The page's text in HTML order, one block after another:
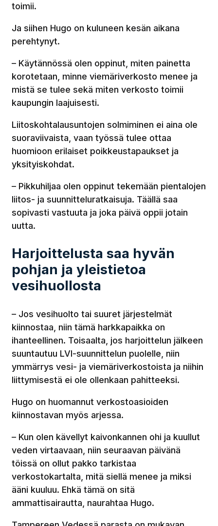
toimii.
Ja siihen Hugo on kuluneen kesän aikana
perehtynyt.
– Käytännössä olen oppinut, miten painetta
korotetaan, minne viemäriverkosto menee ja
mistä se tulee sekä miten verkosto toimii
kaupungin laajuisesti.
Liitoskohtalausuntojen solmiminen ei aina ole
suoraviivaista, vaan työssä tulee ottaa
huomioon erilaiset poikkeustapaukset ja
yksityiskohdat.
– Pikkuhiljaa olen oppinut tekemään pientalojen
liitos- ja suunnitteluratkaisuja. Täällä saa
sopivasti vastuuta ja joka päivä oppii jotain
uutta.
Harjoittelusta saa hyvän
pohjan ja yleistietoa
vesihuollosta
– Jos vesihuolto tai suuret järjestelmät
kiinnostaa, niin tämä harkkapaikka on
ihanteellinen. Toisaalta, jos harjoittelun jälkeen
suuntautuu LVI-suunnittelun puolelle, niin
ymmärrys vesi- ja viemäriverkostoista ja niihin
liittymisestä ei ole ollenkaan pahitteeksi.
Hugo on huomannut verkostoasioiden
kiinnostavan myös arjessa.
– Kun olen kävellyt kaivonkannen ohi ja kuullut
veden virtaavaan, niin seuraavan päivänä
töissä on ollut pakko tarkistaa
verkostokartalta, mitä siellä menee ja miksi
ääni kuuluu. Ehkä tämä on sitä
ammattisairautta, naurahtaa Hugo.